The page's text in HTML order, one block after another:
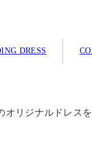
DRESS
リジナルドレス